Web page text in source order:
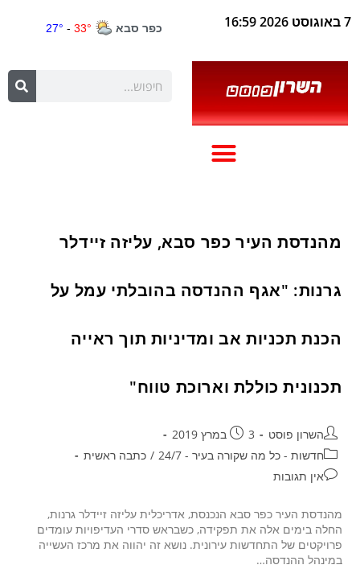
7 באוגוסט 2026 16:59
מהנדסת העיר כפר סבא, עליזה זיידלר
גרנות: "אגף ההנדסה בהובלתי עמל על
הכנת תכניות אב ומדיניות תוך ראייה
תכנונית כוללת וארוכת טווח"
השרון פוסט
3 במרץ 2019
חדשות - כל מה שקורה בעיר - 24/7
/ כתבה ראשית
אין תגובות
מהנדסת העיר כפר סבא הנכנסת, אדריכלית עליזה זיידלר גרנות,
החלה בימים אלה את תפקידה, כשבראש סדרי העדיפויות עומדים
פרויקטים של התחדשות עירונית. נושא זה יהווה את מרכז העשייה
במינהל ההנדסה…